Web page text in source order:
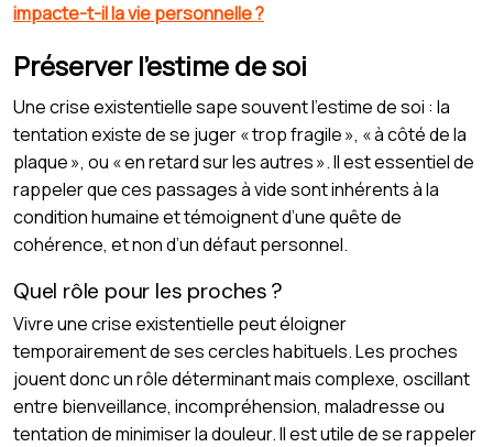
impacte-t-il la vie personnelle ?
Préserver l’estime de soi
Une crise existentielle sape souvent l’estime de soi : la
tentation existe de se juger « trop fragile », « à côté de la
plaque », ou « en retard sur les autres ». Il est essentiel de
rappeler que ces passages à vide sont inhérents à la
condition humaine et témoignent d’une quête de
cohérence, et non d’un défaut personnel.
Quel rôle pour les proches ?
Vivre une crise existentielle peut éloigner
temporairement de ses cercles habituels. Les proches
jouent donc un rôle déterminant mais complexe, oscillant
entre bienveillance, incompréhension, maladresse ou
tentation de minimiser la douleur. Il est utile de se rappeler